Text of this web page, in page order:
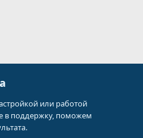
или работой
в поддержку, поможем